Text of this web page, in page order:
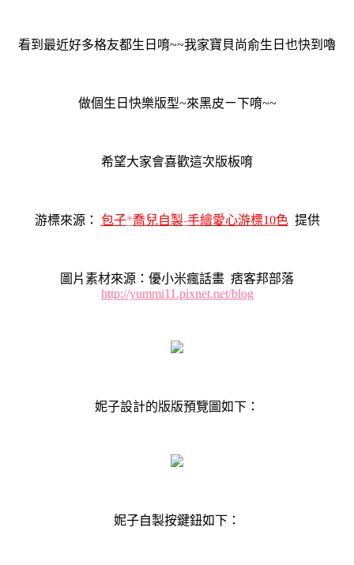
看到最近好多格友都生日唷~~我家寶貝尚俞生日也快到嚕
做個生日快樂版型~來黑皮ㄧ下唷~~
希望大家會喜歡這次版板唷
游標來源： 包子*喬兒自製-手繪愛心游標10色提供
圖片素材來源：優小米瘋話畫 痞客邦部落
http://yummi11.pixnet.net/blog
妮子設計的版版預覽圖如下：
妮子自製按鍵鈕如下：